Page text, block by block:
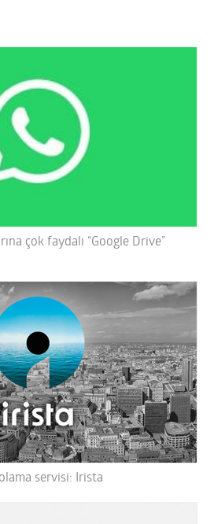
çok faydalı “Google Drive”
servisi: Irista